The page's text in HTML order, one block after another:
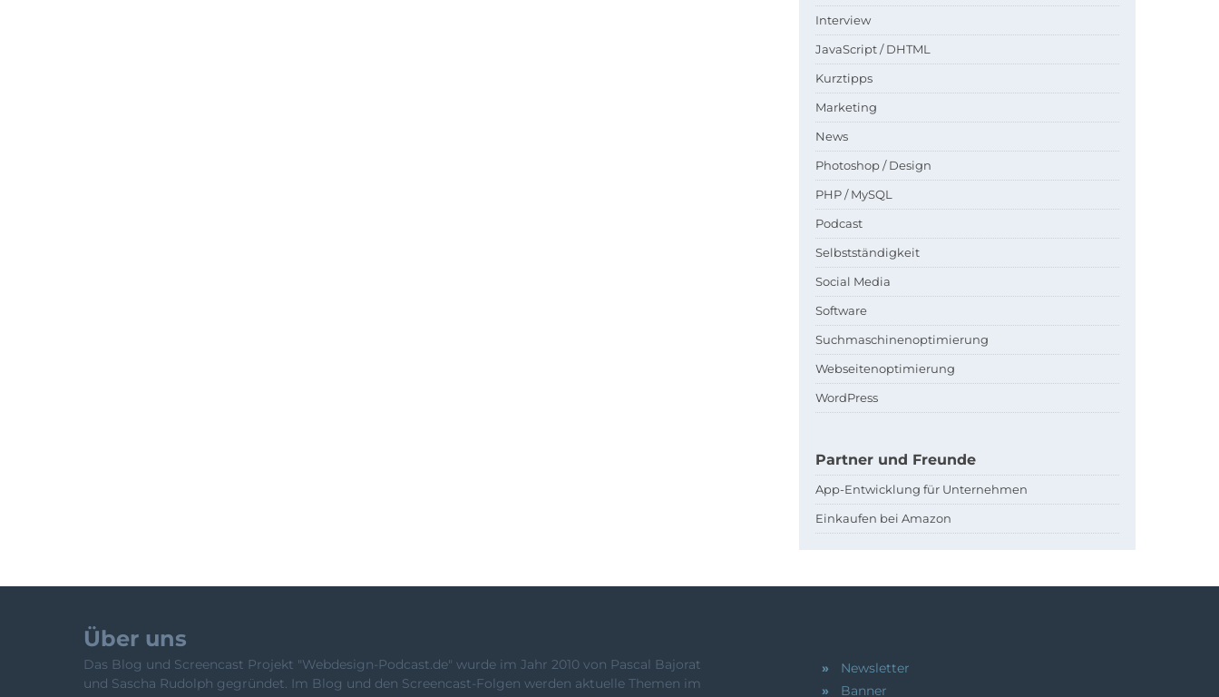
Interview
JavaScript / DHTML
Kurztipps
Marketing
News
Photoshop / Design
PHP / MySQL
Podcast
Selbstständigkeit
Social Media
Software
Suchmaschinenoptimierung
Webseitenoptimierung
WordPress
Partner und Freunde
App-Entwicklung für Unternehmen
Einkaufen bei Amazon
Über uns
Das Blog und Screencast Projekt "Webdesign-Podcast.de" wurde im Jahr 2010 von Pascal Bajorat
und Sascha Rudolph gegründet. Im Blog und den Screencast-Folgen werden aktuelle Themen im
Newsletter
Banner